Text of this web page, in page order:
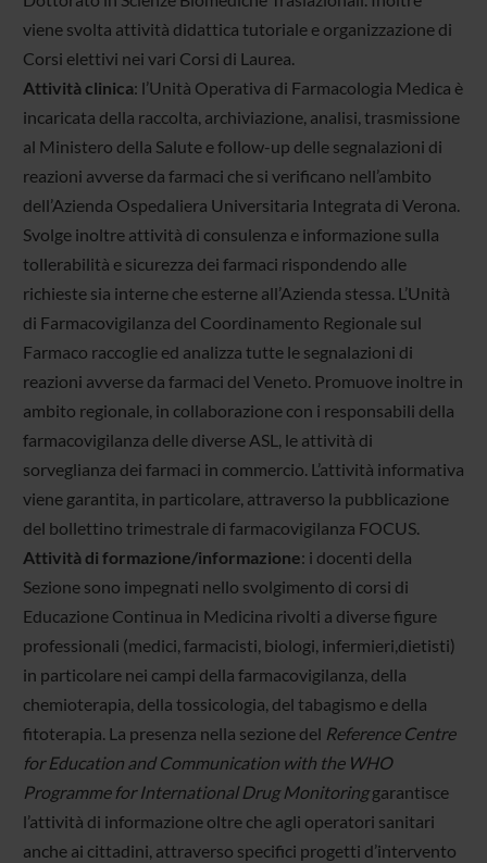
viene svolta attività didattica tutoriale e organizzazione di
Corsi elettivi nei vari Corsi di Laurea.
Attività clinica: l’Unità Operativa di Farmacologia Medica è
incaricata della raccolta, archiviazione, analisi, trasmissione
al Ministero della Salute e follow-up delle segnalazioni di
reazioni avverse da farmaci che si verificano nell’ambito
dell’Azienda Ospedaliera Universitaria Integrata di Verona.
Svolge inoltre attività di consulenza e informazione sulla
tollerabilità e sicurezza dei farmaci rispondendo alle
richieste sia interne che esterne all’Azienda stessa. L’Unità
di Farmacovigilanza del Coordinamento Regionale sul
Farmaco raccoglie ed analizza tutte le segnalazioni di
reazioni avverse da farmaci del Veneto. Promuove inoltre in
ambito regionale, in collaborazione con i responsabili della
farmacovigilanza delle diverse ASL, le attività di
sorveglianza dei farmaci in commercio. L’attività informativa
viene garantita, in particolare, attraverso la pubblicazione
del bollettino trimestrale di farmacovigilanza FOCUS.
Attività di formazione/informazione: i docenti della
Sezione sono impegnati nello svolgimento di corsi di
Educazione Continua in Medicina rivolti a diverse figure
professionali (medici, farmacisti, biologi, infermieri,dietisti)
in particolare nei campi della farmacovigilanza, della
chemioterapia, della tossicologia, del tabagismo e della
fitoterapia. La presenza nella sezione del Reference Centre
for Education and Communication with the WHO
Programme for International Drug Monitoringgarantisce
l’attività di informazione oltre che agli operatori sanitari
anche ai cittadini, attraverso specifici progetti d’intervento